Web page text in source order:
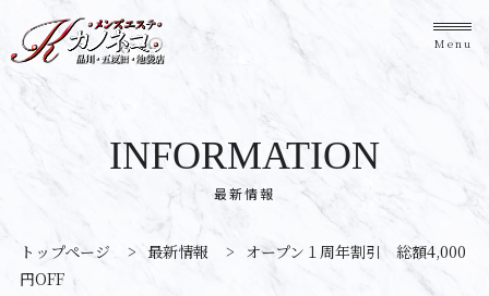
Menu
最新情報
INFORMATION
トップページ > 最新情報 > オープン１周年割引 総額4,000
円OFF